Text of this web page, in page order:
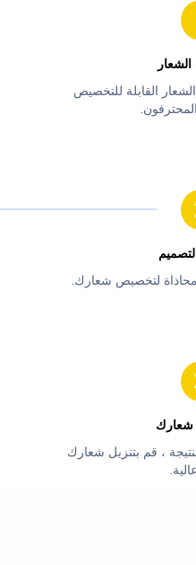
للتخصيص
شعارك.‬
بتنزيل شعارك